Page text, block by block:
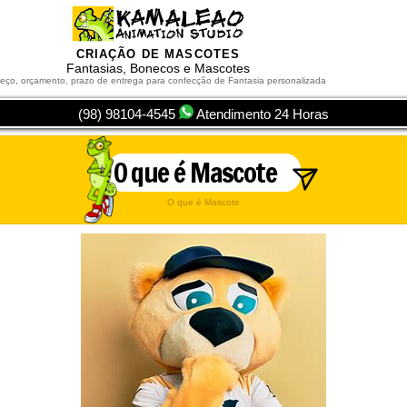
Criação de Mascotes
Fantasias, Bonecos e Mascotes
orçamento, prazo de entrega para confecção de Fantasia personalizada
(98) 98104-4545 Atendimento 24 Horas
O que é Mascote
O que é Mascote